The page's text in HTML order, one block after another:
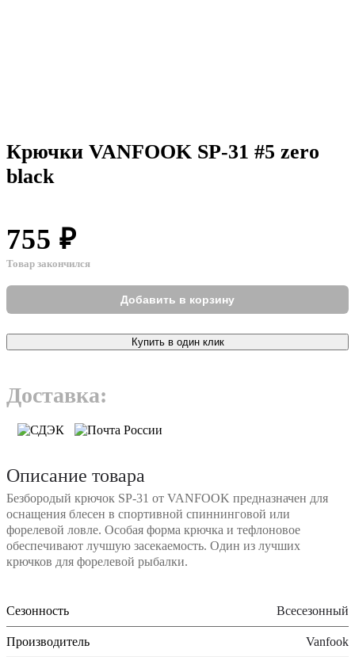
Крючки VANFOOK SP-31 #5 zero
black
755 ₽
Товар закончился
Добавить в корзину
Купить в один клик
Доставка:
Описание товара
Безбородый крючок SP-31 от VANFOOK предназначен для
оснащения блесен в спортивной спиннинговой или
форелевой ловле. Особая форма крючка и тефлоновое
обеспечивают лучшую засекаемость. Один из лучших
крючков для форелевой рыбалки.
Сезонность Всесезонный
Производитель Vanfook